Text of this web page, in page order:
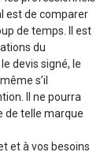
est de comparer
de temps. Il est
du
devis signé, le
s’il
Il ne pourra
de telle marque
et à vos besoins